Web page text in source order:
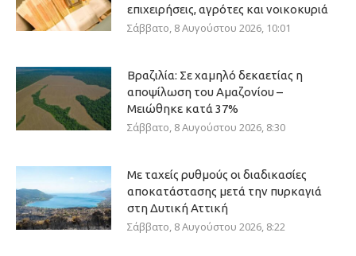
επιχειρήσεις, αγρότες και νοικοκυριά
Σάββατο, 8 Αυγούστου 2026, 10:01
Βραζιλία: Σε χαμηλό δεκαετίας η
αποψίλωση του Αμαζονίου –
Μειώθηκε κατά 37%
Σάββατο, 8 Αυγούστου 2026, 8:30
Με ταχείς ρυθμούς οι διαδικασίες
αποκατάστασης μετά την πυρκαγιά
στη Δυτική Αττική
Σάββατο, 8 Αυγούστου 2026, 8:22